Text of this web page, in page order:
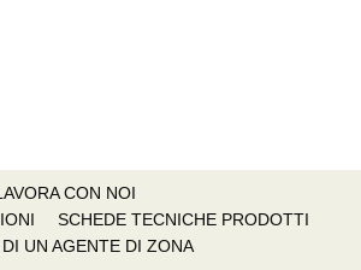
CON NOI
SCHEDE TECNICHE PRODOTTI
UN AGENTE DI ZONA